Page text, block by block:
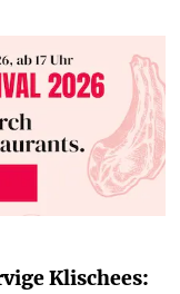
Klischees: